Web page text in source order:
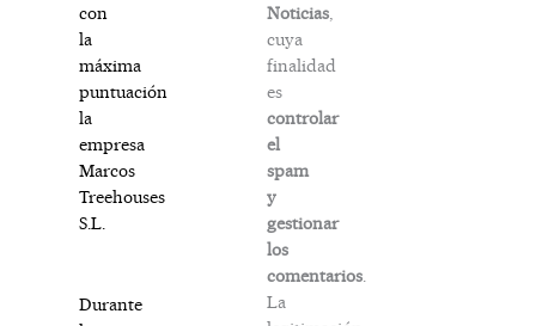
con
la
máxima
puntuación
la
empresa
Marcos
Treehouses
S.L.
Durante
Noticias
cuya
finalidad
es
controlar
el
spam
y
gestionar
los
comentarios
La